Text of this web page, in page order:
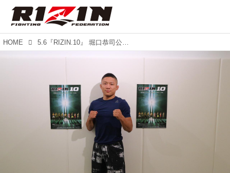
HOME 5.6『RIZIN.10』 堀口恭司公開練習！